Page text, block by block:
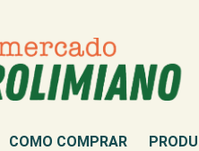
COMO COMPRAR